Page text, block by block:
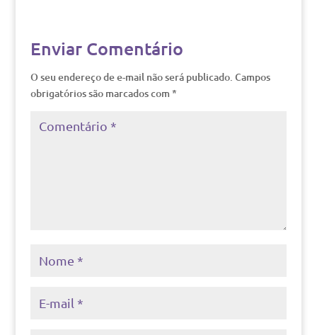
Enviar Comentário
O seu endereço de e-mail não será publicado. Campos
obrigatórios são marcados com *